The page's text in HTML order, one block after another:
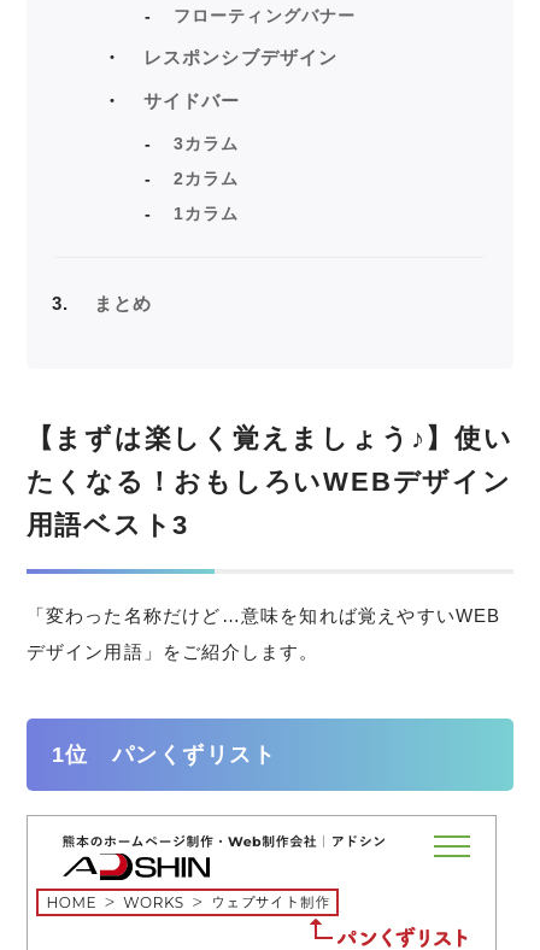
フローティングバナー
レスポンシブデザイン
サイドバー
3カラム
2カラム
1カラム
3 まとめ
【まずは楽しく覚えましょう♪】使い
たくなる！おもしろいWEBデザイン
用語ベスト3
「変わった名称だけど…意味を知れば覚えやすいWEB
デザイン用語」をご紹介します。
1位 パンくずリスト